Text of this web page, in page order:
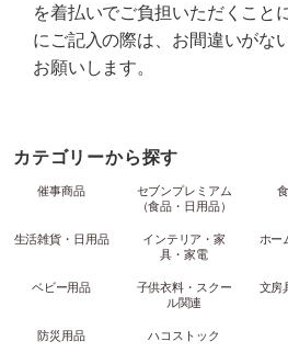
を着払いでご負担いただくこと
にご記入の際は、お間違いがな
お願いします。
カテゴリーから探す
催事商品
セブンプレミアム
（食品・日用品）
生活雑貨・日用品
インテリア・家
具・家電
ホー
ベビー用品
子供衣料・スクー
ル関連
文房
防災用品 ハコストック